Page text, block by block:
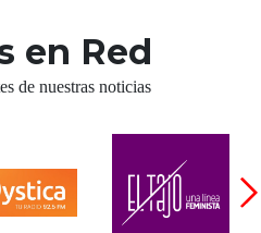
en Red
de nuestras noticias